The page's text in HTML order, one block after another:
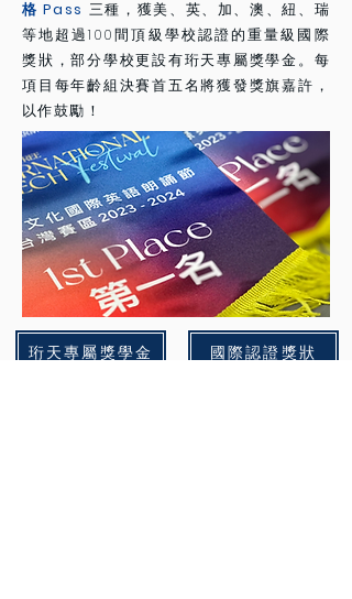
格 Pass 三種，獲美、英、加、澳、紐、瑞
等地超過100間頂級學校認證的重量級國際
獎狀，部分學校更設有珩天專屬獎學金。每
項目每年齡組決賽首五名將獲發獎旗嘉許，
以作鼓勵！
珩天專屬獎學金 國際認證獎狀